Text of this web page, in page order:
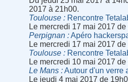
2017 à 21h00.
Toulouse
Rencontre
Le mercredi 17 mai 2017
Perpignan
Apéro
Le mercredi 17 mai 2017
Toulouse
Rencontre
Le mercredi 10 mai 2017
Le Mans
Autour d'un verre
Le jeudi 4 mai 2017 de